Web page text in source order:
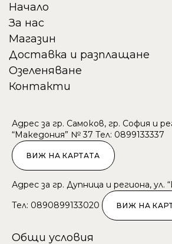
Начало
За нас
Магазин
Доставка и разплащане
Озеленяване
Контакти
Адрес за гр. Самоков, гр. София и
“Македония” № 37 Тел: 0899133337
ВИЖ НА КАРТАТА
Адрес за гр. Дупница и региона, ул.
Тел: 0890899133020 ВИЖ НА
Общи условия